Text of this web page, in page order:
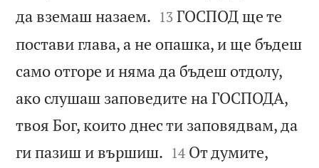
да вземаш назаем. 

13 ГОСПОД ще те
постави глава, а не опашка, и ще бъдеш
само отгоре и няма да бъдеш отдолу,
ако слушаш заповедите на ГОСПОДА,
твоя Бог, които днес ти заповядвам, да
ги пазиш и вършиш. 

14 От думите,